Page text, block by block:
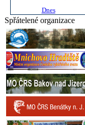
Dnes
Spřátelené organizace